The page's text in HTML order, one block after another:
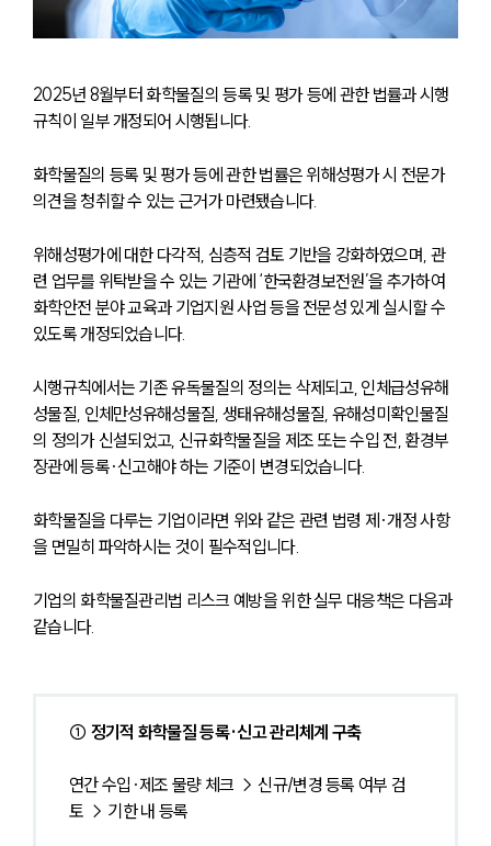
2025년 8월부터 화학물질의 등록 및 평가 등에 관한 법률과 시행
규칙이 일부 개정되어 시행됩니다.
화학물질의 등록 및 평가 등에 관한 법률은 위해성평가 시 전문가
의견을 청취할 수 있는 근거가 마련됐습니다.
위해성평가에 대한 다각적, 심층적 검토 기반을 강화하였으며, 관
련 업무를 위탁받을 수 있는 기관에 ‘한국환경보전원’을 추가하여
화학안전 분야 교육과 기업지원 사업 등을 전문성 있게 실시할 수
있도록 개정되었습니다.
시행규칙에서는 기존 유독물질의 정의는 삭제되고, 인체급성유해
성물질, 인체만성유해성물질, 생태유해성물질, 유해성미확인물질
의 정의가 신설되었고, 신규화학물질을 제조 또는 수입 전, 환경부
장관에 등록·신고해야 하는 기준이 변경되었습니다.
화학물질을 다루는 기업이라면 위와 같은 관련 법령 제·개정 사항
을 면밀히 파악하시는 것이 필수적입니다.
기업의 화학물질관리법 리스크 예방을 위한 실무 대응책은 다음과
같습니다.
① 정기적 화학물질 등록·신고 관리체계 구축
연간 수입·제조 물량 체크 → 신규/변경 등록 여부 검
토 → 기한 내 등록